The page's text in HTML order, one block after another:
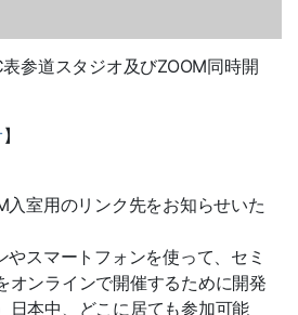
参道スタジオ及びZOOM同時開
】
入室用のリンク先をお知らせいた
やスマートフォンを使って、セミ
オンラインで開催するために開発
日本中、どこに居ても参加可能